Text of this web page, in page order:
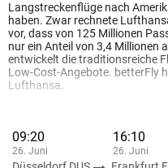
Langstreckenflüge nach
haben. Zwar rechnete
vor, dass von 125 Millionen
nur ein Anteil von 3,4 Millionen
entwickelt die traditionsreiche
Low-Cost-Angebote. betterFly
Lufthansa.
während traditionelle Low-
Ticketpreis mit Nebenkosten
09:20
26. Juni
16:10
26. Juni